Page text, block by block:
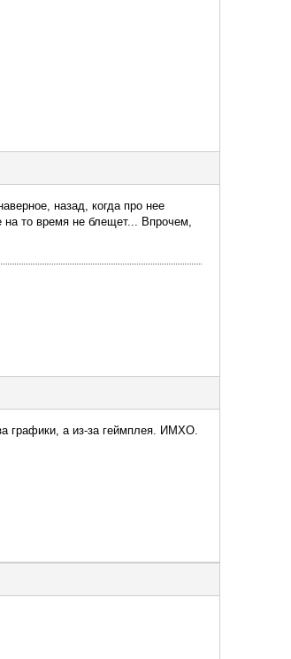
назад, когда про нее
на то время не блещет... Впрочем,
графики, а из-за геймплея. ИМХО.